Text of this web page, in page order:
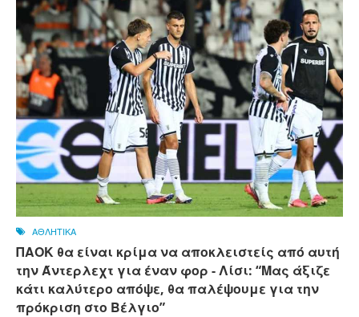
ΑΘΛΗΤΙΚΑ
ΠΑΟΚ θα είναι κρίμα να αποκλειστείς από αυτή
την Άντερλεχτ για έναν φορ - ​​Λίσι: “Μας άξιζε
κάτι καλύτερο απόψε, θα παλέψουμε για την
πρόκριση στο Βέλγιο”